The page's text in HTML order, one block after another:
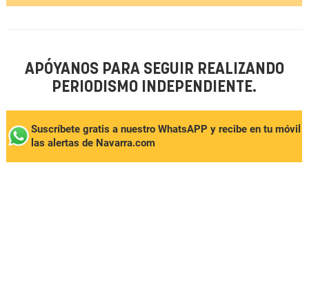
APÓYANOS PARA SEGUIR REALIZANDO
PERIODISMO INDEPENDIENTE.
Suscríbete gratis a nuestro WhatsAPP y recibe en tu móvil
las alertas de Navarra.com